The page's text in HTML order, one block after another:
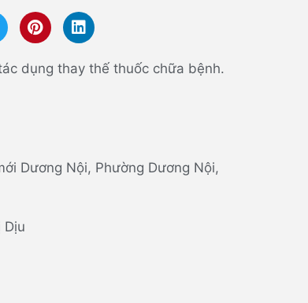
dụng thay thế thuốc chữa bệnh.
Dương Nội, Phường Dương Nội,
Dịu